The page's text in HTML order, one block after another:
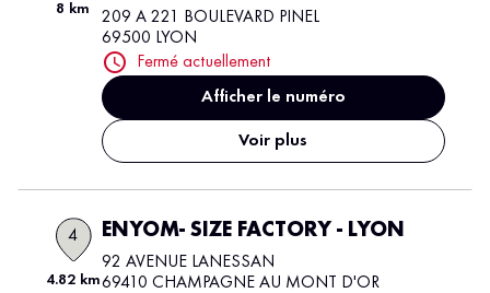
8 km
209 A 221 BOULEVARD PINEL
69500 LYON
Fermé actuellement
Afficher le numéro
Voir plus
4
4.82 km
ENYOM- SIZE FACTORY - LYON
92 AVENUE LANESSAN
69410 CHAMPAGNE AU MONT D'OR